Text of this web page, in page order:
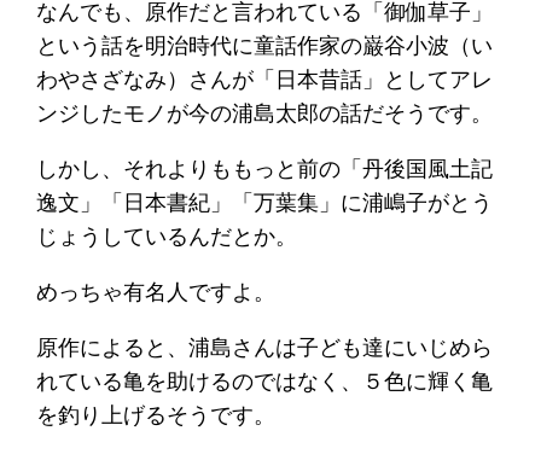
なんでも、原作だと言われている「御伽草子」
という話を明治時代に童話作家の巌谷小波（い
わやさざなみ）さんが「日本昔話」としてアレ
ンジしたモノが今の浦島太郎の話だそうです。
しかし、それよりももっと前の「丹後国風土記
逸文」「日本書紀」「万葉集」に浦嶋子がとう
じょうしているんだとか。
めっちゃ有名人ですよ。
原作によると、浦島さんは子ども達にいじめら
れている亀を助けるのではなく、５色に輝く亀
を釣り上げるそうです。